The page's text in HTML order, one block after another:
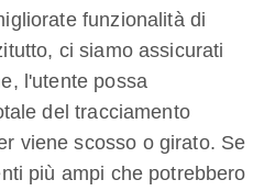
funzionalità di
ci siamo assicurati
l'utente possa
del tracciamento
viene scosso o girato. Se
più ampi che potrebbero